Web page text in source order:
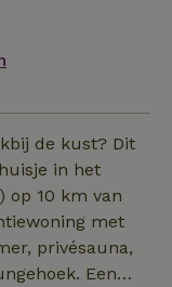
de kust? Dit
in het
op 10 km van
met
privésauna,
Een